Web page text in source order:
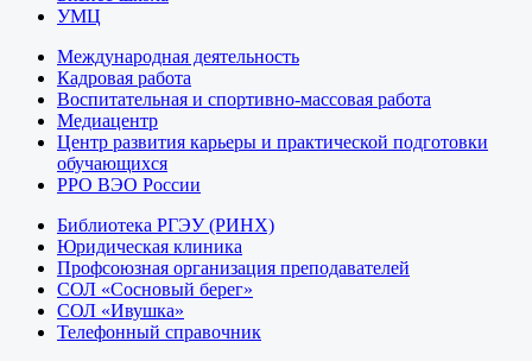
УМЦ
Международная деятельность
Кадровая работа
Воспитательная и спортивно-массовая работа
Медиацентр
Центр развития карьеры и практической подготовки
обучающихся
РРО ВЭО России
Библиотека РГЭУ (РИНХ)
Юридическая клиника
Профсоюзная организация преподавателей
СОЛ «Сосновый берег»
СОЛ «Ивушка»
Телефонный справочник